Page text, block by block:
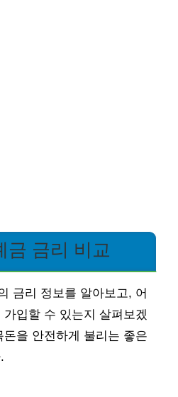
금 금리 비교
금리 정보를 알아보고, 어
입할 수 있는지 살펴보겠
을 안전하게 불리는 좋은